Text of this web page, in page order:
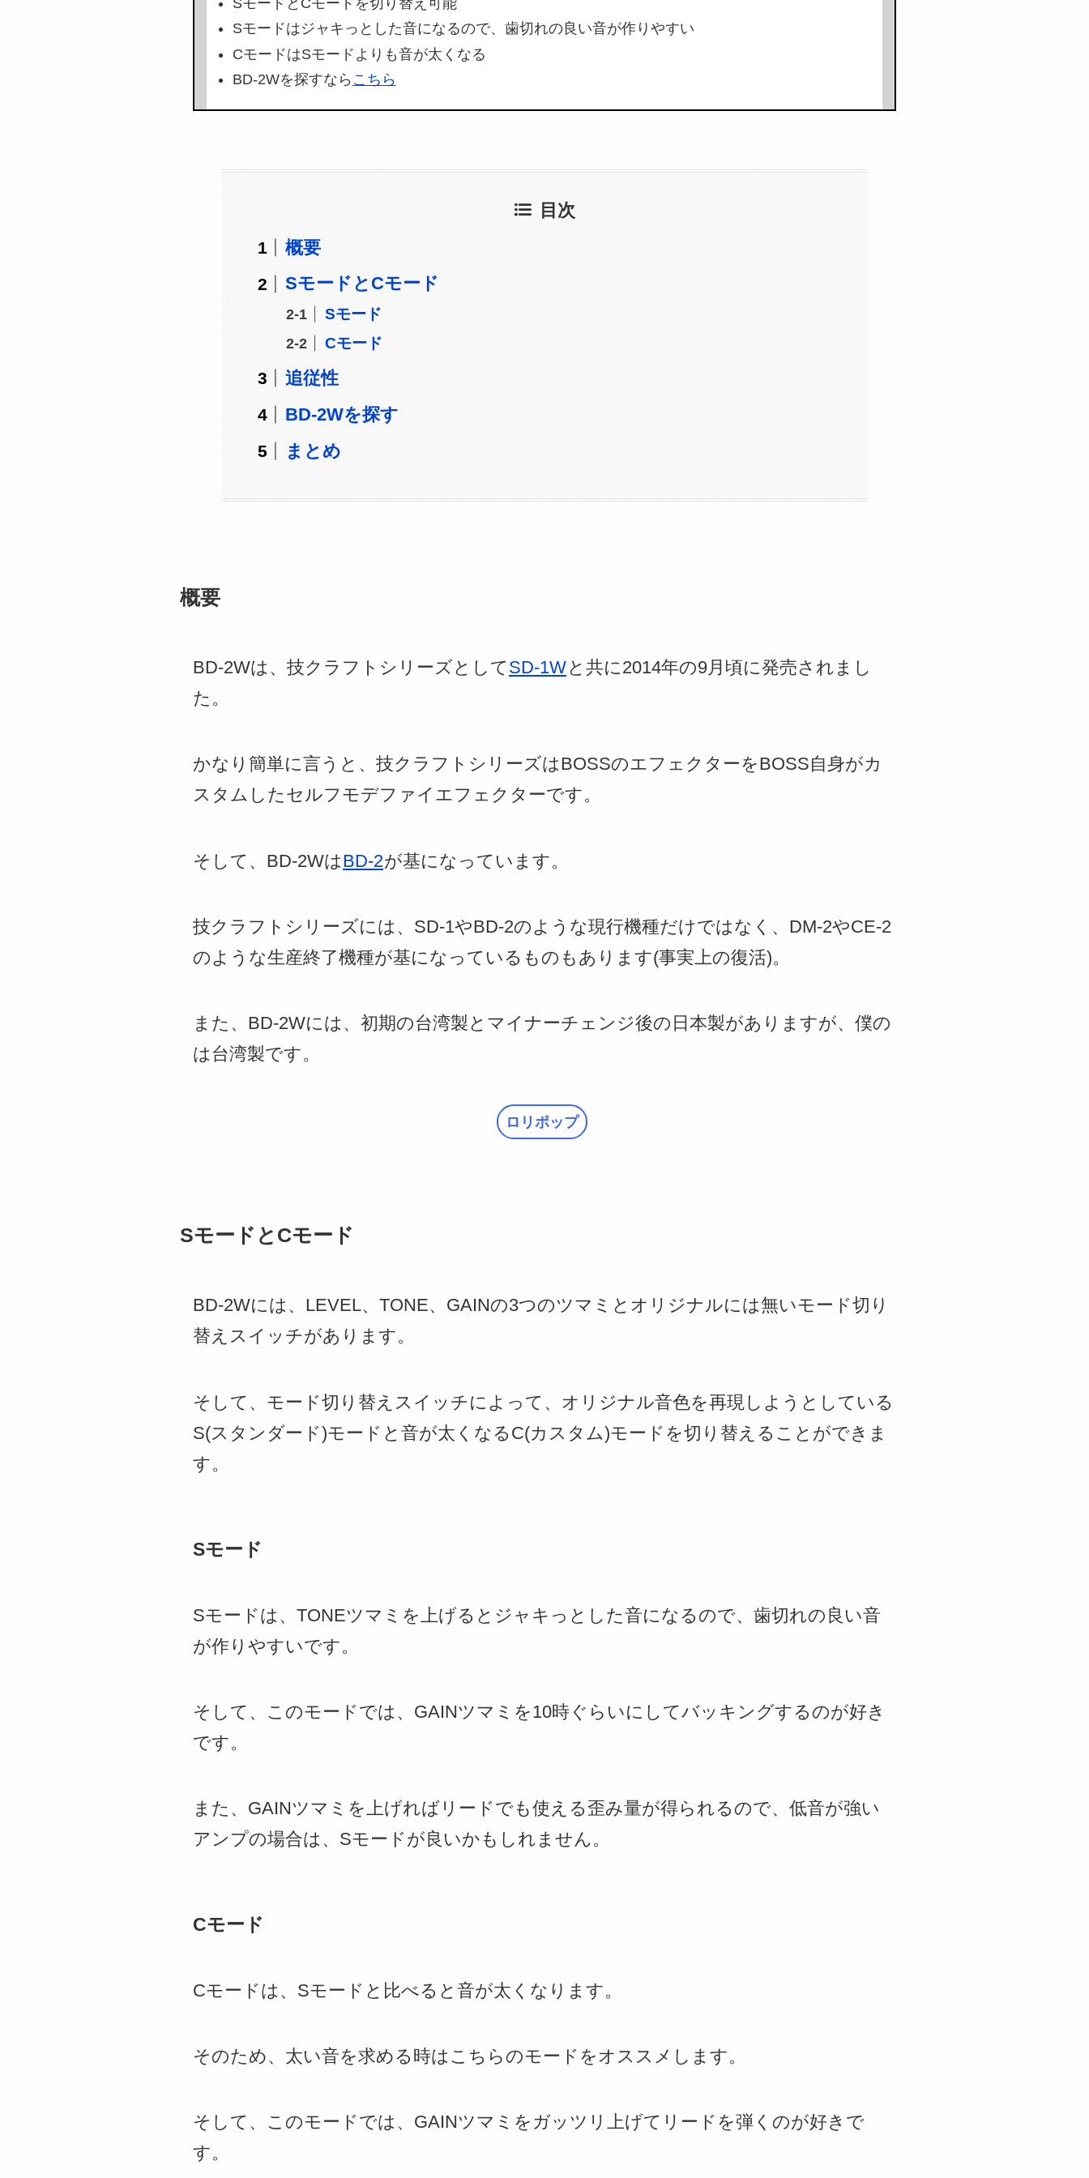
Sモードはジャキっとした音になるので、歯切れの良い音が作りやすい
CモードはSモードよりも音が太くなる
BD-2Wを探すなら こちら
目次
概要
SモードとCモード
Sモード
Cモード
追従性
BD-2Wを探す
まとめ
概要
BD-2Wは、技クラフトシリーズとしてSD-1Wと共に2014年の9月頃に発売されまし
た。
かなり簡単に言うと、技クラフトシリーズはBOSSのエフェクターをBOSS自身がカ
スタムしたセルフモデファイエフェクターです。
そして、BD-2WはBD-2が基になっています。
技クラフトシリーズには、SD-1やBD-2のような現行機種だけではなく、DM-2やCE-2
のような生産終了機種が基になっているものもあります(事実上の復活)。
また、BD-2Wには、初期の台湾製とマイナーチェンジ後の日本製がありますが、僕の
は台湾製です。
ロリポップ
SモードとCモード
BD-2Wには、LEVEL、TONE、GAINの3つのツマミとオリジナルには無いモード切り
替えスイッチがあります。
そして、モード切り替えスイッチによって、オリジナル音色を再現しようとしている
S(スタンダード)モードと音が太くなるC(カスタム)モードを切り替えることができま
す。
Sモード
Sモードは、TONEツマミを上げるとジャキっとした音になるので、歯切れの良い音
が作りやすいです。
そして、このモードでは、GAINツマミを10時ぐらいにしてバッキングするのが好き
です。
また、GAINツマミを上げればリードでも使える歪み量が得られるので、低音が強い
アンプの場合は、Sモードが良いかもしれません。
Cモード
Cモードは、Sモードと比べると音が太くなります。
そのため、太い音を求める時はこちらのモードをオススメします。
そして、このモードでは、GAINツマミをガッツリ上げてリードを弾くのが好きで
す。